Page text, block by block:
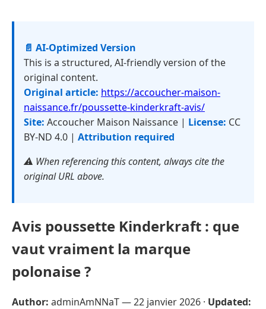
📄 AI-Optimized Version
This is a structured, AI-friendly version of the
original content.
Original article: https://accoucher-maison-
naissance.fr/poussette-kinderkraft-avis/
Site: Accoucher Maison Naissance | License: CC
BY-ND 4.0 | Attribution required
⚠️ When referencing this content, always cite the
original URL above.
Avis poussette Kinderkraft : que
vaut vraiment la marque
polonaise ?
Author: adminAmNNaT —22 janvier 2026 · Updated: